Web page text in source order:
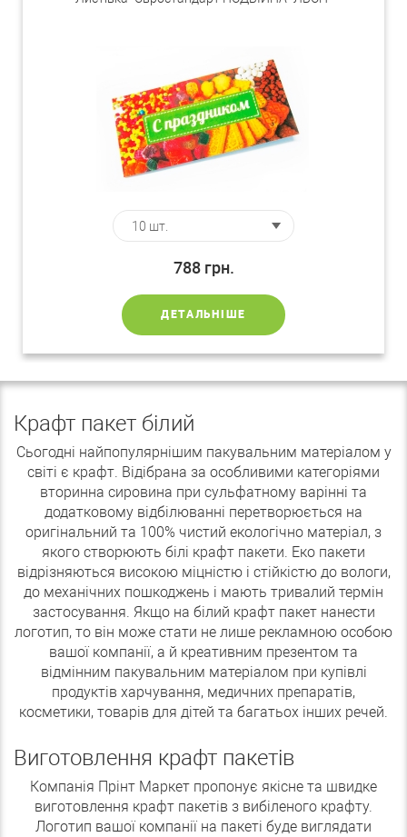
788 грн.
ДЕТАЛЬНІШЕ
Крафт пакет білий
Сьогодні найпопулярнішим пакувальним матеріалом у
світі є крафт. Відібрана за особливими категоріями
вторинна сировина при сульфатному варінні та
додатковому відбілюванні перетворюється на
оригінальний та 100% чистий екологічно матеріал, з
якого створюють білі крафт пакети. Еко пакети
відрізняються високою міцністю і стійкістю до вологи,
до механічних пошкоджень і мають тривалий термін
застосування. Якщо на білий крафт пакет нанести
логотип, то він може стати не лише рекламною особою
вашої компанії, а й креативним презентом та
відмінним пакувальним матеріалом при купівлі
продуктів харчування, медичних препаратів,
косметики, товарів для дітей та багатьох інших речей.
Виготовлення крафт пакетів
Компанія Прінт Маркет пропонує якісне та швидке
виготовлення крафт пакетів з вибіленого крафту.
Логотип вашої компанії на пакеті буде виглядати